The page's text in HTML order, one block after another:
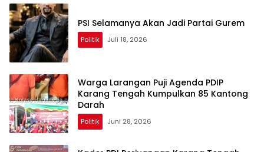
PSI Selamanya Akan Jadi Partai Gurem
Politik Juli 18, 2026
Warga Larangan Puji Agenda PDIP
Karang Tengah Kumpulkan 85 Kantong
Darah
Politik Juni 28, 2026